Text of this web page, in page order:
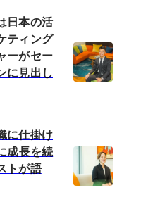
日本の活
ティング
ーがセー
に見出し
に仕掛け
成長を続
トが語